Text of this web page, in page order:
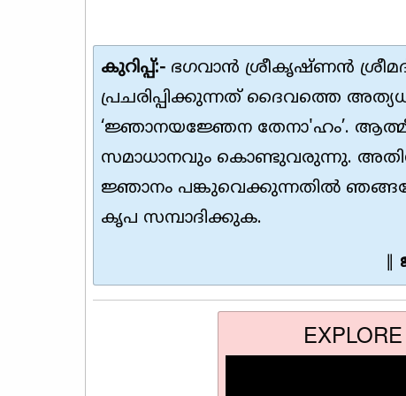
കുറിപ്പ്:- ഭഗവാൻ ശ്രീകൃഷ്ണൻ
പ്രചരിപ്പിക്കുന്നത് ദൈവത്തെ
‘ജ്ഞാനയജ്ഞേന തേനാ'ഹം’.
സമാധാനവും കൊണ്ടുവരുന്നു.
ജ്ഞാനം പങ്കുവെക്കുന്നതിൽ
കൃപ സമ്പാദിക്കുക.